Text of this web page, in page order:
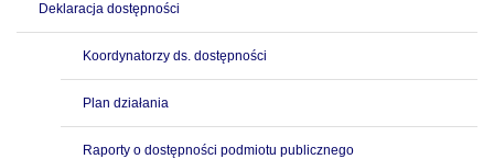
Deklaracja dostępności
Koordynatorzy ds. dostępności
Plan działania
Raporty o dostępności podmiotu publicznego